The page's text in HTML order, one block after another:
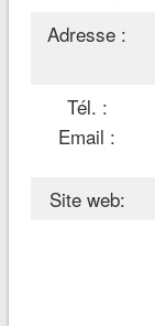
Adresse :
Tél. :
Email :
Site web: